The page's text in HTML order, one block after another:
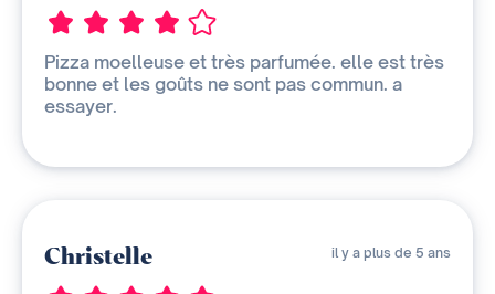
Pizza moelleuse et très parfumée. elle est très
bonne et les goûts ne sont pas commun. a
essayer.
Christelle il y a plus de 5 ans